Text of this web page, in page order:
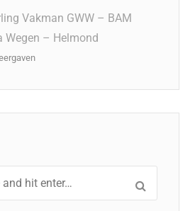
Vakman GWW – BAM
Wegen – Helmond